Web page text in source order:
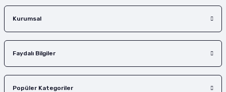
Kurumsal
Faydalı Bilgiler
Popüler Kategoriler